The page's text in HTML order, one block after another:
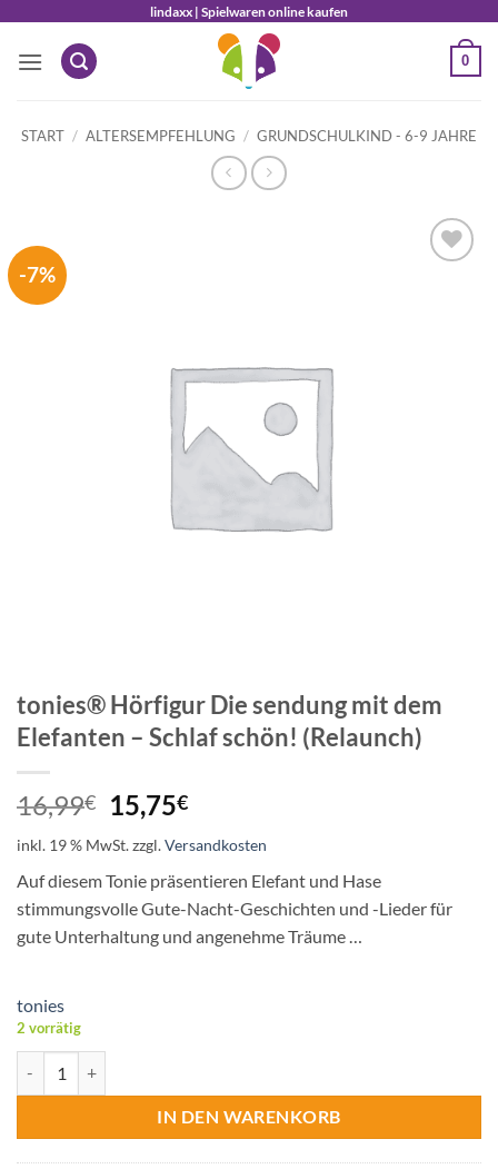
springen
lindaxx | Spielwaren online kaufen
0
START / ALTERSEMPFEHLUNG / GRUNDSCHULKIND - 6-9 JAHRE
-7%
tonies® Hörfigur Die sendung mit dem
Elefanten – Schlaf schön! (Relaunch)
16,99€
Ursprünglicher
Preis
war:
16,99€
15,75€Aktueller
ist:
15,75€.
inkl. 19 % MwSt.zzgl.Versandkosten
Auf diesem Tonie präsentieren Elefant und Hase
stimmungsvolle Gute-Nacht-Geschichten und -Lieder für
gute Unterhaltung und angenehme Träume …
tonies
2 vorrätig
IN DEN WARENKORB